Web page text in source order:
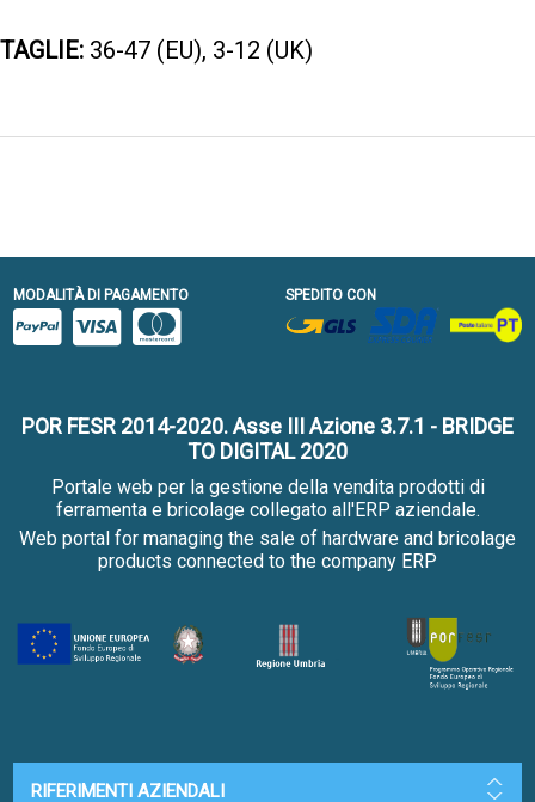
TAGLIE: 36-47 (EU), 3-12 (UK)
MODALITÀ DI PAGAMENTO SPEDITO CON
POR FESR 2014-2020. Asse III Azione 3.7.1 - BRIDGE
TO DIGITAL 2020
Portale web per la gestione della vendita prodotti di
ferramenta e bricolage collegato all'ERP aziendale.
Web portal for managing the sale of hardware and bricolage
products connected to the company ERP
RIFERIMENTI AZIENDALI